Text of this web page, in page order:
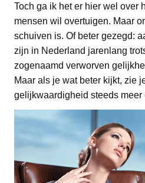
Toch ga ik het er hier wel over
mensen wil overtuigen. Maar
schuiven is. Of beter gezegd:
zijn in Nederland jarenlang
zogenaamd verworven
Maar als je wat beter kijkt, zie
gelijkwaardigheid steeds meer